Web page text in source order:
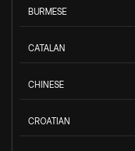
BURMESE
CATALAN
CHINESE
CROATIAN